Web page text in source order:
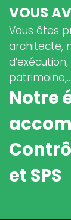
VOUS
Vous êtes
architecte,
patrimoine,…
Notre
et SPS